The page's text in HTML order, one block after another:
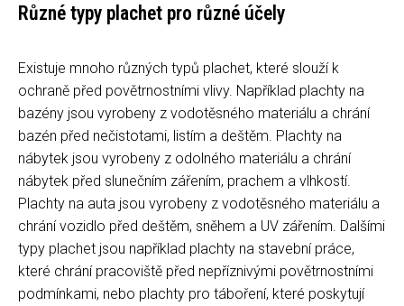
Různé typy plachet pro různé účely
Existuje mnoho různých typů plachet, které slouží k
ochraně před povětrnostními vlivy. Například plachty na
bazény jsou vyrobeny z vodotěsného materiálu a chrání
bazén před nečistotami, listím a deštěm. Plachty na
nábytek jsou vyrobeny z odolného materiálu a chrání
nábytek před slunečním zářením, prachem a vlhkostí.
Plachty na auta jsou vyrobeny z vodotěsného materiálu a
chrání vozidlo před deštěm, sněhem a UV zářením. Dalšími
typy plachet jsou například plachty na stavební práce,
které chrání pracoviště před nepříznivými povětrnostními
podmínkami, nebo plachty pro táboření, které poskytují